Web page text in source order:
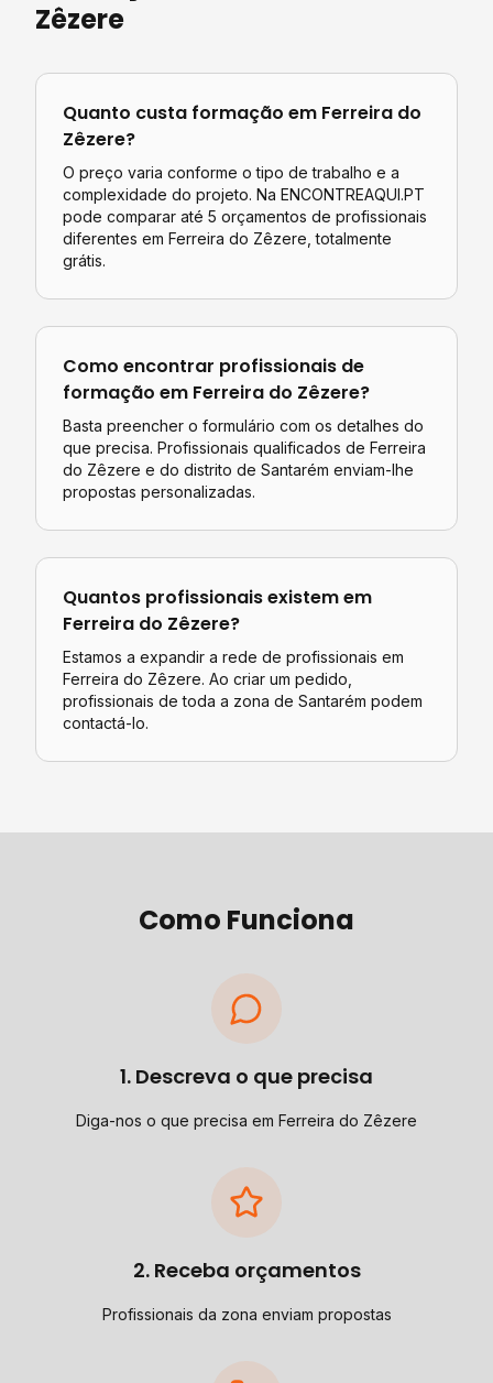
Zêzere
Quanto custa formação em Ferreira do
Zêzere?
O preço varia conforme o tipo de trabalho e a
complexidade do projeto. Na ENCONTREAQUI.PT
pode comparar até 5 orçamentos de profissionais
diferentes em Ferreira do Zêzere , totalmente
grátis.
Como encontrar profissionais de
formação em Ferreira do Zêzere?
Basta preencher o formulário com os detalhes do
que precisa. Profissionais qualificados de Ferreira
do Zêzere e do distrito de Santarém enviam-lhe
propostas personalizadas.
Quantos profissionais existem em
Ferreira do Zêzere?
Estamos a expandir a rede de profissionais em
Ferreira do Zêzere. Ao criar um pedido,
profissionais de toda a zona de Santarém podem
contactá-lo.
Como Funciona
1. Descreva o que precisa
Diga-nos o que precisa em Ferreira do Zêzere
2. Receba orçamentos
Profissionais da zona enviam propostas